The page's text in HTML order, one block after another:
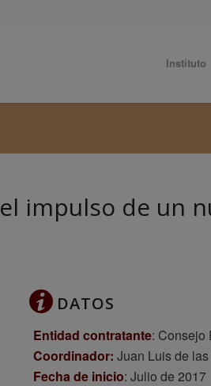
Instituto
impulso de un
DATOS
Entidad contratante: Consejo
Coordinador: Juan Luis de
Fecha de inicio: Julio de 2017